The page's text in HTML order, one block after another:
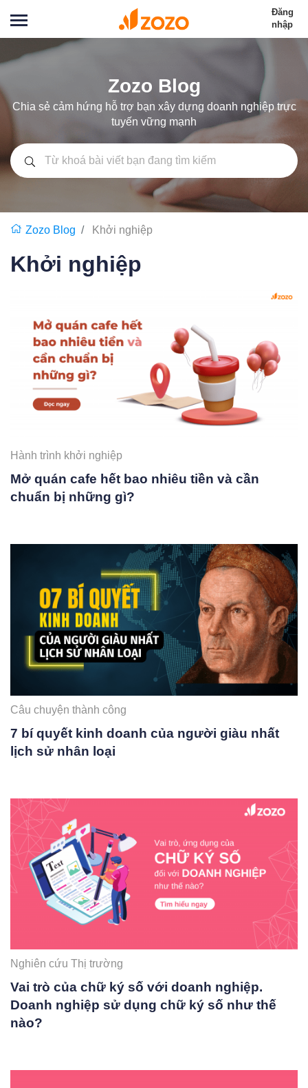
Đăng
nhập
Zozo Blog
Chia sẻ cảm hứng hỗ trợ bạn xây dựng doanh nghiệp trực
tuyến vững mạnh
Zozo Blog Khởi nghiệp
Khởi nghiệp
Hành trình khởi nghiệp
Mở quán cafe hết bao nhiêu tiền và cần
chuẩn bị những gì?
Câu chuyện thành công
7 bí quyết kinh doanh của người giàu nhất
lịch sử nhân loại
Nghiên cứu Thị trường
Vai trò của chữ ký số với doanh nghiệp.
Doanh nghiệp sử dụng chữ ký số như thế
nào?